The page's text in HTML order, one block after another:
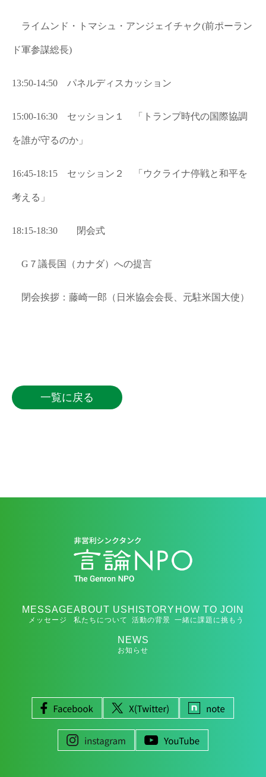
ライムンド・トマシュ・アンジェイチャク(前ポーラン
ド軍参謀総長)
13:50-14:50 パネルディスカッション
15:00-16:30 セッション１ 「トランプ時代の国際協調
を誰が守るのか」
16:45-18:15 セッション２ 「ウクライナ停戦と和平を
考える」
18:15-18:30 閉会式
G７議長国（カナダ）への提言
閉会挨拶：藤崎一郎（日米協会会長、元駐米国大使）
一覧に戻る
MESSAGE
メッセージ
ABOUT US
私たちについて
HISTORY
活動の背景
HOW TO JOIN
一緒に課題に挑もう
NEWS
お知らせ